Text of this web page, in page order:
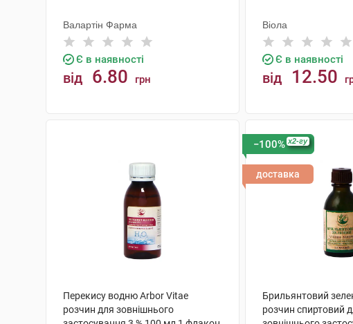
Валартін Фарма
Є в наявності
від 6.80 грн
Віола
Є в наявності
від 12.50
Перекису водню Arbor Vitae
розчин для зовнішнього
−100% x2-гу
доставка
Брильянтовий
розчин спиртовий